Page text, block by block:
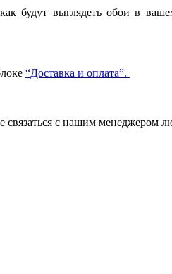
будут выглядеть обои в
“Доставка и оплата”.
связаться с нашим менеджером